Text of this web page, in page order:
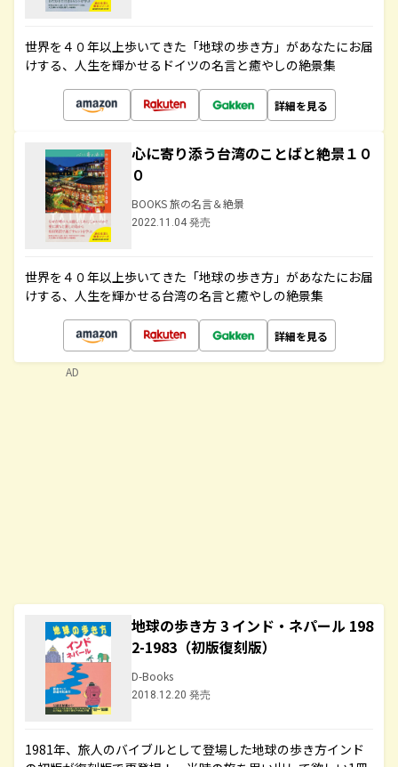
世界を４０年以上歩いてきた「地球の歩き方」があなたにお届
けする、人生を輝かせるドイツの名言と癒やしの絶景集
詳細を見る
心に寄り添う台湾のことばと絶景１０
０
BOOKS 旅の名言＆絶景
2022.11.04 発売
世界を４０年以上歩いてきた「地球の歩き方」があなたにお届
けする、人生を輝かせる台湾の名言と癒やしの絶景集
詳細を見る
地球の歩き方 3 インド・ネパール 198
2-1983（初版復刻版）
D-Books
2018.12.20 発売
1981年、旅人のバイブルとして登場した地球の歩き方インド
AD